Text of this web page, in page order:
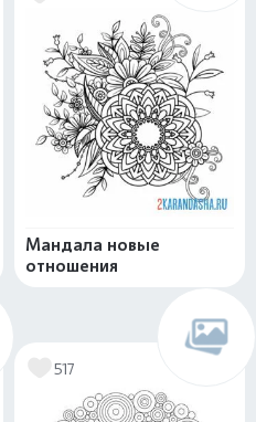
Мандала новые
отношения
517